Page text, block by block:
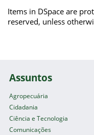
Items in DSpace are
reserved, unless
Assuntos
Agropecuária
Cidadania
Ciência e Tecnologia
Comunicações